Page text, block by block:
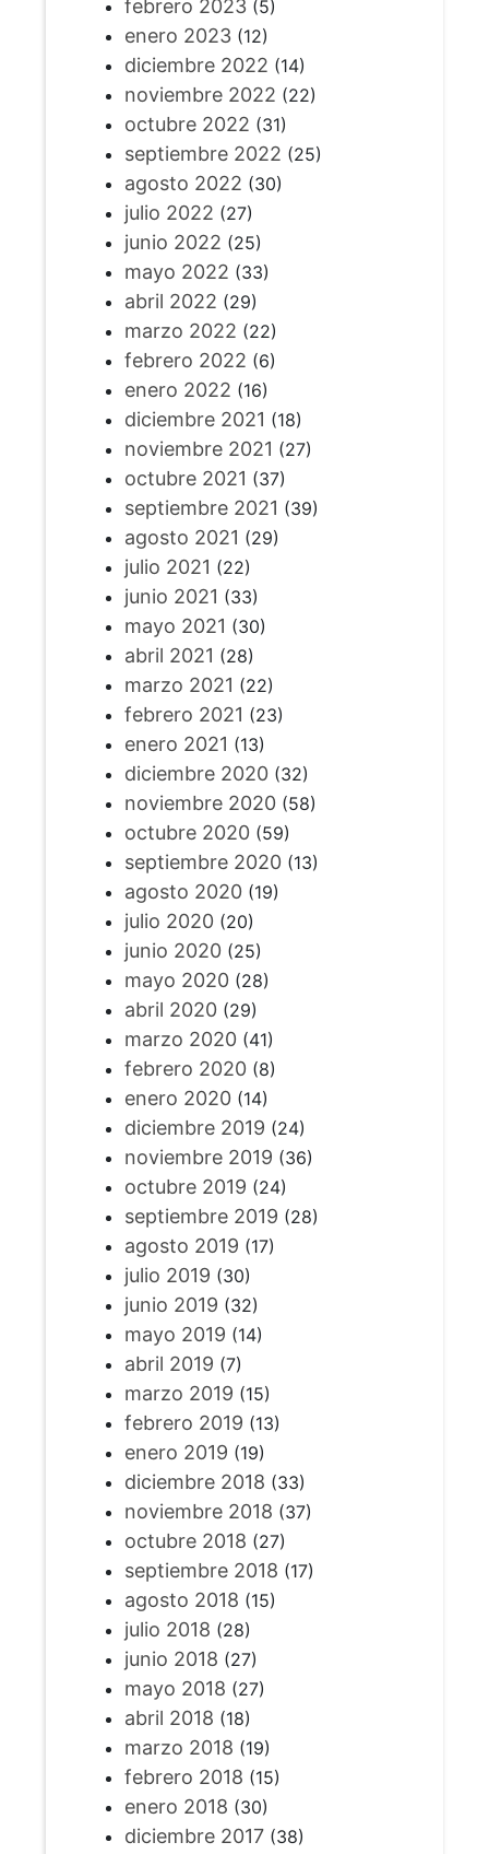
febrero 2023(5)
enero 2023(12)
diciembre 2022 (14)
noviembre 2022 (22)
octubre 2022 (31)
septiembre 2022 (25)
agosto 2022 (30)
julio 2022 (27)
junio 2022 (25)
mayo 2022 (33)
abril 2022 (29)
marzo 2022 (22)
febrero 2022 (6)
enero 2022 (16)
diciembre 2021 (18)
noviembre 2021 (27)
octubre 2021 (37)
septiembre 2021 (39)
agosto 2021 (29)
julio 2021 (22)
junio 2021 (33)
mayo 2021 (30)
abril 2021 (28)
marzo 2021 (22)
febrero 2021 (23)
enero 2021 (13)
diciembre 2020(32)
noviembre 2020(58)
octubre 2020(59)
septiembre 2020(13)
agosto 2020(19)
julio 2020(20)
junio 2020(25)
mayo 2020(28)
abril 2020(29)
marzo 2020(41)
febrero 2020(8)
enero 2020(14)
diciembre 2019 (24)
noviembre 2019 (36)
octubre 2019 (24)
septiembre 2019 (28)
agosto 2019 (17)
julio 2019 (30)
junio 2019 (32)
mayo 2019 (14)
abril 2019 (7)
marzo 2019 (15)
febrero 2019 (13)
enero 2019 (19)
diciembre 2018 (33)
noviembre 2018 (37)
octubre 2018 (27)
septiembre 2018 (17)
agosto 2018 (15)
julio 2018 (28)
junio 2018 (27)
mayo 2018 (27)
abril 2018 (18)
marzo 2018 (19)
febrero 2018 (15)
enero 2018 (30)
diciembre 2017(38)